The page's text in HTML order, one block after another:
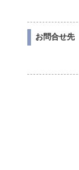
お問合せ先